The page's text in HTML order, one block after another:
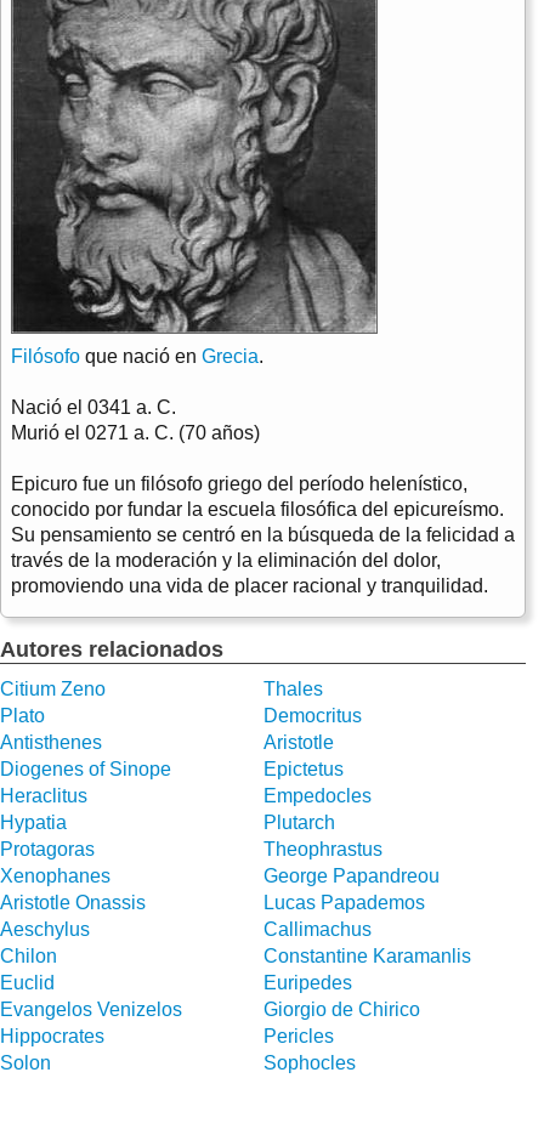
Filósofo que nació en Grecia.
Nació el 0341 a. C.
Murió el 0271 a. C. (70 años)
Epicuro fue un filósofo griego del período helenístico,
conocido por fundar la escuela filosófica del epicureísmo.
Su pensamiento se centró en la búsqueda de la felicidad a
través de la moderación y la eliminación del dolor,
promoviendo una vida de placer racional y tranquilidad.
Autores relacionados
Citium Zeno
Thales
Plato
Democritus
Antisthenes
Aristotle
Diogenes of Sinope
Epictetus
Heraclitus
Empedocles
Hypatia
Plutarch
Protagoras
Theophrastus
Xenophanes
George Papandreou
Aristotle Onassis
Lucas Papademos
Aeschylus
Callimachus
Chilon
Constantine Karamanlis
Euclid
Euripedes
Evangelos Venizelos
Giorgio de Chirico
Hippocrates
Pericles
Solon
Sophocles